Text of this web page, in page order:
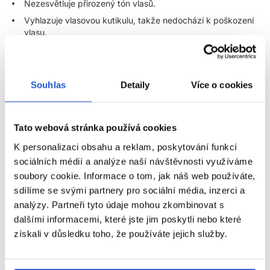
Souhlas Detaily Více o cookies
Tato webová stránka používá cookies
K personalizaci obsahu a reklam, poskytování funkcí
sociálních médií a analýze naší návštěvnosti využíváme
soubory cookie. Informace o tom, jak náš web používáte,
sdílíme se svými partnery pro sociální média, inzerci a
analýzy. Partneři tyto údaje mohou zkombinovat s
dalšími informacemi, které jste jim poskytli nebo které
získali v důsledku toho, že používáte jejich služby.
Nezesvětluje přirozený tón vlasů.
Vyhlazuje vlasovou kutikulu, takže nedochází k poškození
vlasu.
Neobsahuje amoniak, silikony, alkoholy ani složky
vyrovnávání barvy bez rizika vrstvení pigmentů.
Je možné ji přimíchat do permanentní barvy pro
zintenzivnění výsledku.
Dostupná v přirozených, studených a teplých tónech i jako
barevný booster.
Balanced Ph Technology:
ZOBRAZIT VÍCE
Parametry